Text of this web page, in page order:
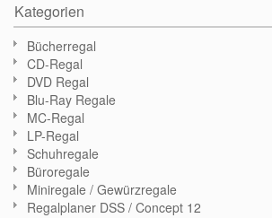
Kategorien
Bücherregal
CD-Regal
DVD Regal
Blu-Ray Regale
MC-Regal
LP-Regal
Schuhregale
Büroregale
Miniregale / Gewürzregale
Regalplaner DSS / Concept 12